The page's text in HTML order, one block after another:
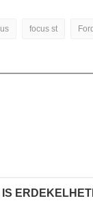
focus st Ford
IS